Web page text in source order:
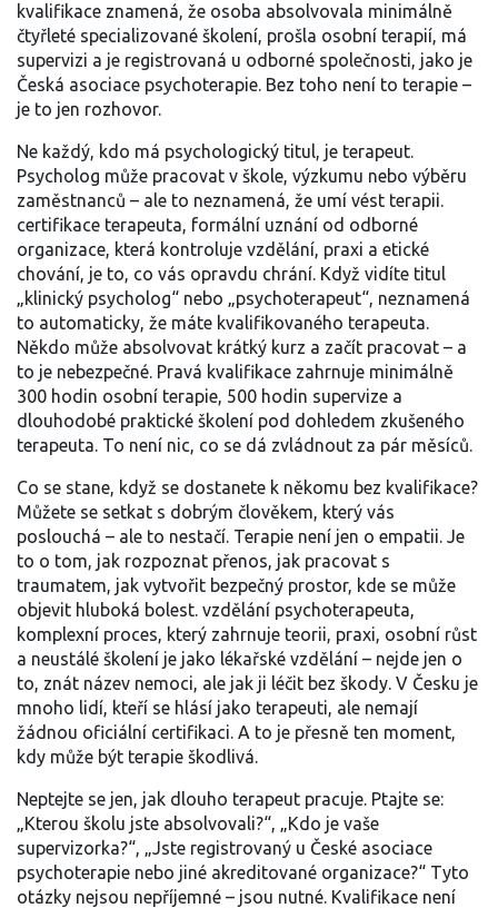
kvalifikace znamená, že osoba absolvovala minimálně
čtyřleté specializované školení, prošla osobní terapií, má
supervizi a je registrovaná u odborné společnosti, jako je
Česká asociace psychoterapie. Bez toho není to terapie –
je to jen rozhovor.
Ne každý, kdo má psychologický titul, je terapeut.
Psycholog může pracovat v škole, výzkumu nebo výběru
zaměstnanců – ale to neznamená, že umí vést terapii.
certifikace terapeuta, formální uznání od odborné
organizace, která kontroluje vzdělání, praxi a etické
chování, je to, co vás opravdu chrání. Když vidíte titul
„klinický psycholog“ nebo „psychoterapeut“, neznamená
to automaticky, že máte kvalifikovaného terapeuta.
Někdo může absolvovat krátký kurz a začít pracovat – a
to je nebezpečné. Pravá kvalifikace zahrnuje minimálně
300 hodin osobní terapie, 500 hodin supervize a
dlouhodobé praktické školení pod dohledem zkušeného
terapeuta. To není nic, co se dá zvládnout za pár měsíců.
Co se stane, když se dostanete k někomu bez kvalifikace?
Můžete se setkat s dobrým člověkem, který vás
poslouchá – ale to nestačí. Terapie není jen o empatii. Je
to o tom, jak rozpoznat přenos, jak pracovat s
traumatem, jak vytvořit bezpečný prostor, kde se může
objevit hluboká bolest. vzdělání psychoterapeuta,
komplexní proces, který zahrnuje teorii, praxi, osobní růst
a neustálé školení je jako lékařské vzdělání – nejde jen o
to, znát název nemoci, ale jak ji léčit bez škody. V Česku je
mnoho lidí, kteří se hlásí jako terapeuti, ale nemají
žádnou oficiální certifikaci. A to je přesně ten moment,
kdy může být terapie škodlivá.
Neptejte se jen, jak dlouho terapeut pracuje. Ptajte se:
„Kterou školu jste absolvovali?“, „Kdo je vaše
supervizorka?“, „Jste registrovaný u České asociace
psychoterapie nebo jiné akreditované organizace?“ Tyto
otázky nejsou nepříjemné – jsou nutné. Kvalifikace není